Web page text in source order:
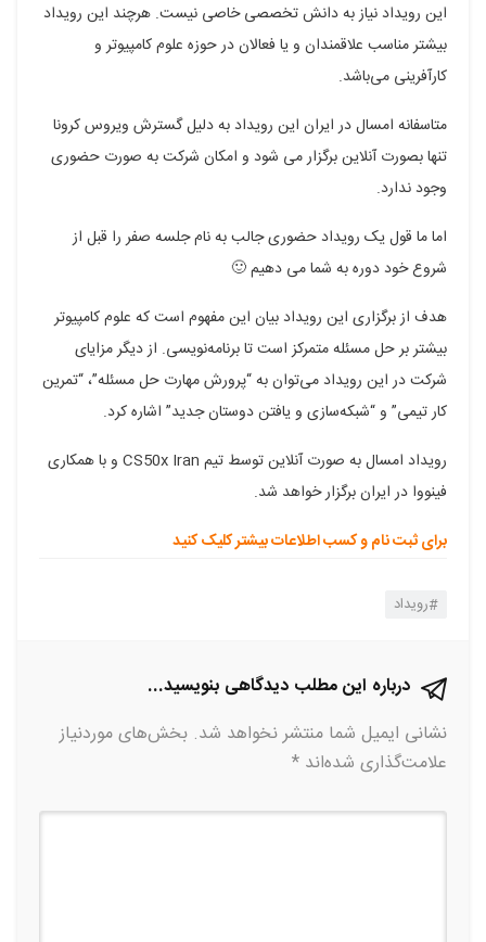
این رویداد نیاز به دانش تخصصی خاصی نیست. هرچند این رویداد
بیشتر مناسب علاقمندان و یا فعالان در حوزه علوم کامپیوتر و
کارآفرینی می‌باشد.
متاسفانه امسال در ایران این رویداد به دلیل گسترش ویروس کرونا
تنها بصورت آنلاین برگزار می شود و امکان شرکت به صورت حضوری
وجود ندارد.
اما ما قول یک رویداد حضوری جالب به نام جلسه صفر را قبل از
شروع خود دوره به شما می دهیم 🙂
هدف از برگزاری این رویداد بیان این مفهوم است که علوم کامپیوتر
بیشتر بر حل مسئله متمرکز است تا برنامه‌نویسی. از دیگر مزایای
شرکت در این رویداد می‌توان به “پرورش مهارت حل مسئله”، “تمرین
کار تیمی” و “شبکه‌سازی و یافتن دوستان جدید” اشاره کرد.
رویداد امسال به صورت آنلاین توسط تیم CS50x Iran و با همکاری
فینووا در ایران برگزار خواهد شد.
برای ثبت نام و کسب اطلاعات بیشتر کلیک کنید
رویداد
درباره این مطلب دیدگاهی بنویسید...
نشانی ایمیل شما منتشر نخواهد شد. بخش‌های موردنیاز
علامت‌گذاری شده‌اند *